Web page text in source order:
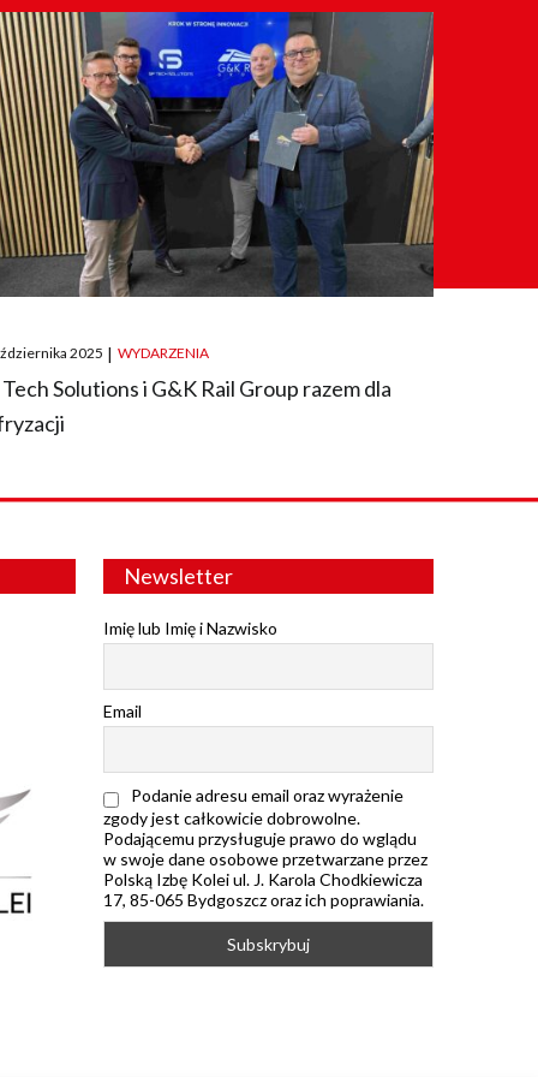
2025 | WYDARZENIA
Tech Solutions i G&K Rail Group razem dla
Newsletter
Imię lub Imię i Nazwisko
Email
Podanie adresu email oraz wyrażenie
zgody jest całkowicie dobrowolne.
Podającemu przysługuje prawo do wglądu
w swoje dane osobowe przetwarzane przez
Polską Izbę Kolei ul. J. Karola Chodkiewicza
17, 85-065 Bydgoszcz oraz ich poprawiania.